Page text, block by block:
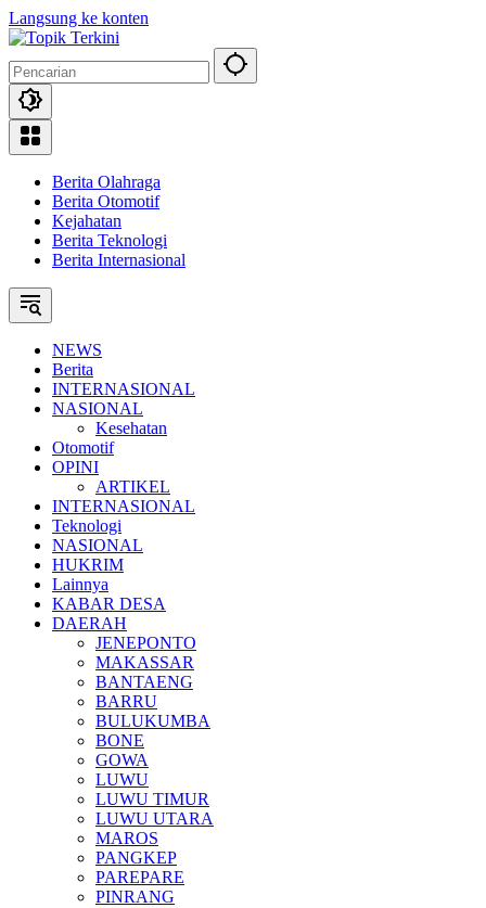
Langsung ke konten
Berita Olahraga
Berita Otomotif
Kejahatan
Berita Teknologi
Berita Internasional
NEWS
Berita
INTERNASIONAL
NASIONAL
Kesehatan
Otomotif
OPINI
ARTIKEL
INTERNASIONAL
Teknologi
NASIONAL
HUKRIM
Lainnya
KABAR DESA
DAERAH
JENEPONTO
MAKASSAR
BANTAENG
BARRU
BULUKUMBA
BONE
GOWA
LUWU
LUWU TIMUR
LUWU UTARA
MAROS
PANGKEP
PAREPARE
PINRANG